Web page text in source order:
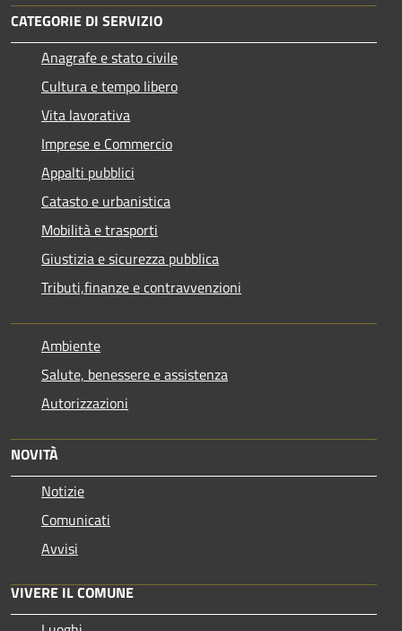
CATEGORIE DI SERVIZIO
Anagrafe e stato civile
Cultura e tempo libero
Vita lavorativa
Imprese e Commercio
Appalti pubblici
Catasto e urbanistica
Mobilità e trasporti
Giustizia e sicurezza pubblica
Tributi,finanze e contravvenzioni
Ambiente
Salute, benessere e assistenza
Autorizzazioni
NOVITÀ
Notizie
Comunicati
Avvisi
VIVERE IL COMUNE